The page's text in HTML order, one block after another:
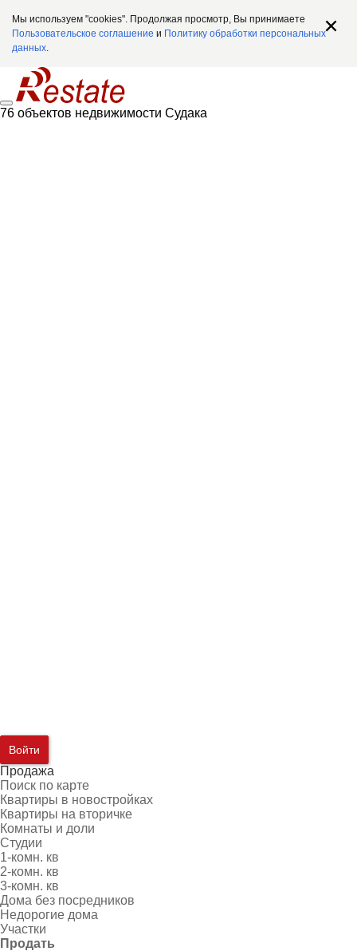
Мы используем "cookies". Продолжая просмотр, Вы принимаете
Пользовательское соглашение и Политику обработки персональных
данных.
76 объектов недвижимости Судака
Войти
Продажа
Поиск по карте
Квартиры в новостройках
Квартиры на вторичке
Комнаты и доли
Студии
1-комн. кв
2-комн. кв
3-комн. кв
Дома без посредников
Недорогие дома
Участки
Продать